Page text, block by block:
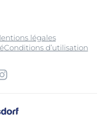
légales
Conditions d’utilisation